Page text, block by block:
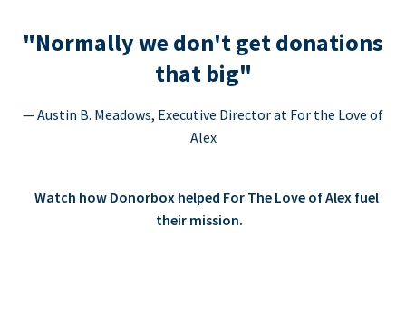
"Normally we don't get donations
that big"
— Austin B. Meadows, Executive Director at For the Love of
Alex
Watch how Donorbox helped For The Love of Alex fuel
their mission.